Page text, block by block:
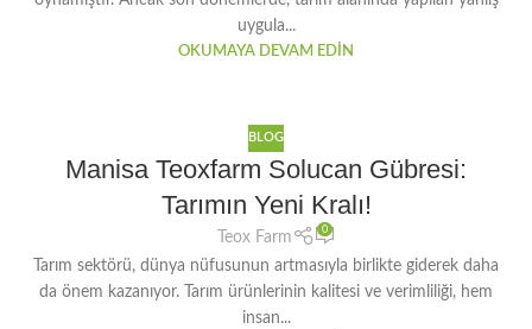
uygula...
OKUMAYA DEVAM EDIN
BLOG
Manisa Teoxfarm Solucan Gübresi:
Tarımın Yeni Kralı!
Teox Farm
0
Tarım sektörü, dünya nüfusunun artmasıyla birlikte giderek daha
da önem kazanıyor. Tarım ürünlerinin kalitesi ve verimliliği, hem
insan...